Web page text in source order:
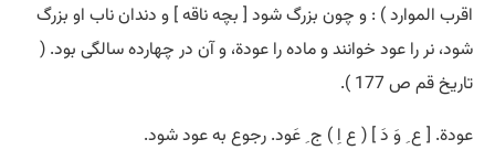
اقرب الموارد ) : و چون بزرگ شود [ بچه ناقه ] و دندان ناب او بزرگ
شود، نر را عود خوانند و ماده را عودة، و آن در چهارده سالگی بود. (
تاریخ قم ص 177 ).
عودة. [ ع ِ وَ دَ ] ( ع اِ ) ج ِ عَود. رجوع به عود شود.